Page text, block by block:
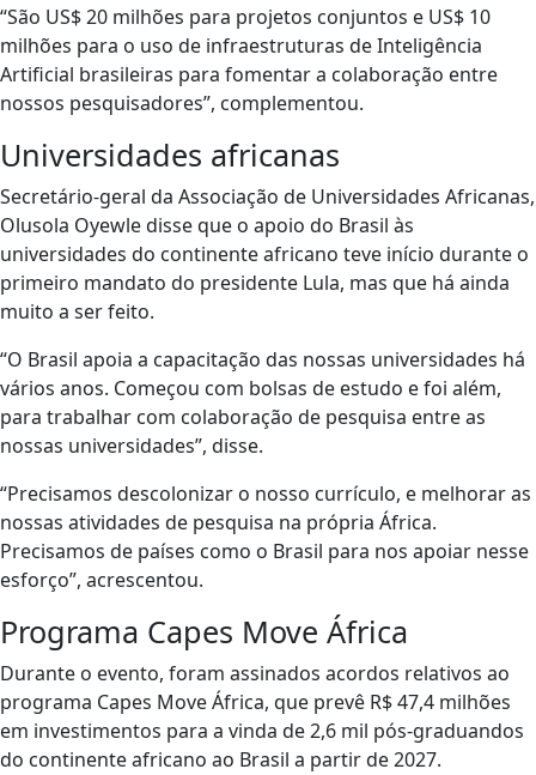
“São US$ 20 milhões para projetos conjuntos e US$ 10
milhões para o uso de infraestruturas de Inteligência
Artificial brasileiras para fomentar a colaboração entre
nossos pesquisadores”, complementou.
Universidades africanas
Secretário-geral da Associação de Universidades Africanas,
Olusola Oyewle disse que o apoio do Brasil às
universidades do continente africano teve início durante o
primeiro mandato do presidente Lula, mas que há ainda
muito a ser feito.
“O Brasil apoia a capacitação das nossas universidades há
vários anos. Começou com bolsas de estudo e foi além,
para trabalhar com colaboração de pesquisa entre as
nossas universidades”, disse.
“Precisamos descolonizar o nosso currículo, e melhorar as
nossas atividades de pesquisa na própria África.
Precisamos de países como o Brasil para nos apoiar nesse
esforço”, acrescentou.
Programa Capes Move África
Durante o evento, foram assinados acordos relativos ao
programa Capes Move África, que prevê R$ 47,4 milhões
em investimentos para a vinda de 2,6 mil pós-graduandos
do continente africano ao Brasil a partir de 2027.